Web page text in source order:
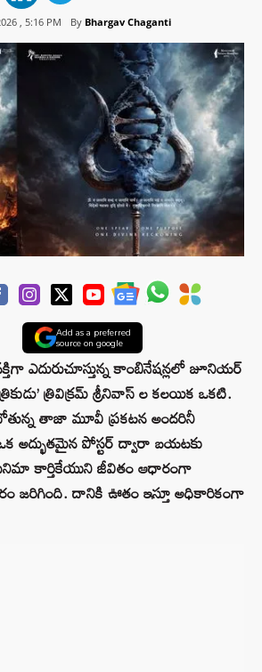
, 5:16 PM By Bhargav Chaganti
Add as a preferred
source on google
ఎదురుచూస్తున్న కాంబినేషన్లలో జూనియర్
త్రివిక్రమ్ శ్రీనివాస్ ల కలయిక ఒకటి.
తాజా మూవీ ప్రకటన అందరినీ
అద్భుతమైన పోస్టర్ ద్వారా బయటకు
కార్తికేయుని జీవితం ఆధారంగా
జరిగింది. దానికి ఊతం ఇస్తూ అధికారికంగా